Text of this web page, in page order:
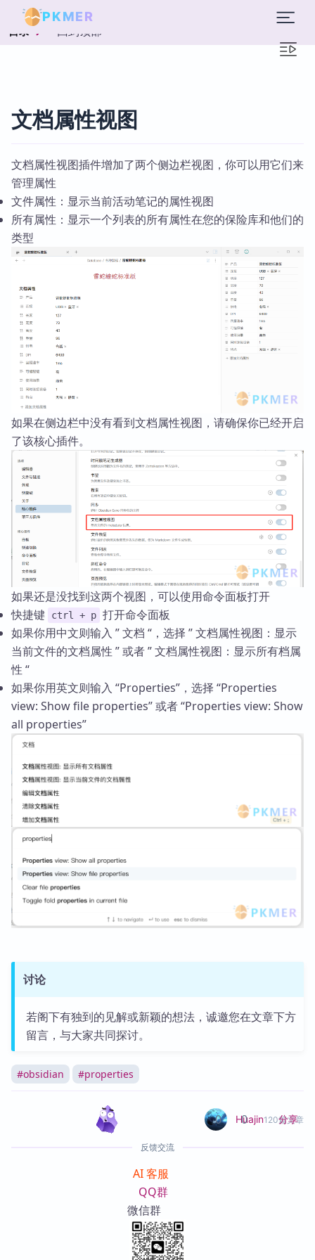
PKMER
目录 回到顶部
文档属性视图
文档属性视图插件增加了两个侧边栏视图，你可以用它们来
管理属性
文件属性：显示当前活动笔记的属性视图
所有属性：显示一个列表的所有属性在您的保险库和他们的
类型
如果在侧边栏中没有看到文档属性视图，请确保你已经开启
了该核心插件。
如果还是没找到这两个视图，可以使用命令面板打开
快捷键
ctrl + p 打开命令面板
如果你用中文则输入 ” 文档 “，选择 ” 文档属性视图：显示
当前文件的文档属性 ” 或者 ” 文档属性视图：显示所有档属
性 “
如果你用英文则输入 “Properties”，选择 “Properties
view: Show file properties” 或者 “Properties view: Show
all properties”
讨论
若阁下有独到的见解或新颖的想法，诚邀您在文章下方
留言，与大家共同探讨。
#obsidian #properties
Huajin120篇文章
0 0 分享
反馈交流
AI 客服
QQ群
微信群